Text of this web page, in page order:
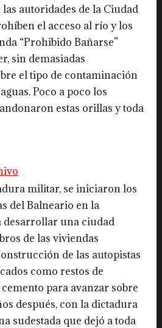
las autoridades de la Ciudad
el acceso al río y los
“Prohibido Bañarse”
sin demasiadas
el tipo de contaminación
Poco a poco los
estas orillas y toda
militar, se iniciaron los
del Balneario en la
desarrollar una ciudad
de las viviendas
de las autopistas
como restos de
para avanzar sobre
después, con la dictadura
sudestada que dejó a toda